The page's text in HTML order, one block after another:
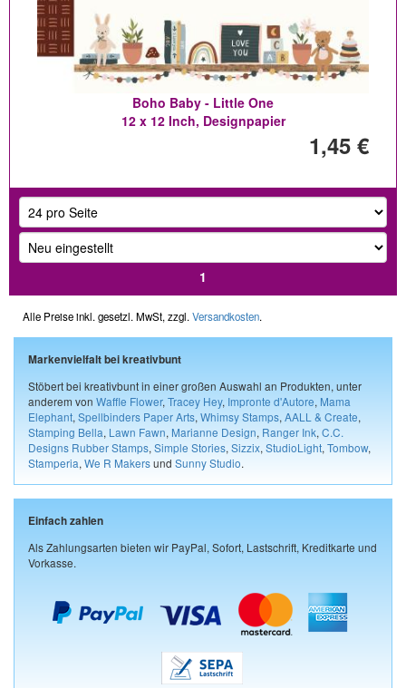
Boho Baby - Little One
12 x 12 Inch, Designpapier
1,45 €
1
Alle Preise inkl. gesetzl. MwSt, zzgl. Versandkosten.
Markenvielfalt bei kreativbunt
Stöbert bei kreativbunt in einer großen Auswahl an Produkten, unter
anderem von Waffle Flower, Tracey Hey, Impronte d'Autore, Mama
Elephant, Spellbinders Paper Arts, Whimsy Stamps, AALL & Create,
Stamping Bella, Lawn Fawn, Marianne Design, Ranger Ink, C.C.
Designs Rubber Stamps, Simple Stories, Sizzix, StudioLight, Tombow,
Stamperia, We R Makersund Sunny Studio.
Einfach zahlen
Als Zahlungsarten bieten wir PayPal, Sofort, Lastschrift, Kreditkarte und
Vorkasse.